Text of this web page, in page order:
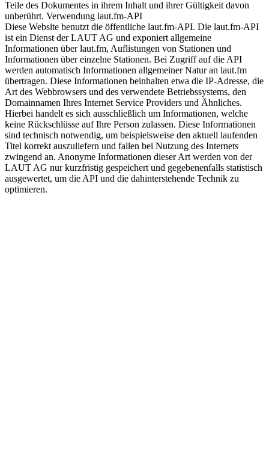
Teile des Dokumentes in ihrem Inhalt und ihrer Gültigkeit davon
unberührt. Verwendung laut.fm-API
Diese Website benutzt die öffentliche laut.fm-API. Die laut.fm-API
ist ein Dienst der LAUT AG und exponiert allgemeine
Informationen über laut.fm, Auflistungen von Stationen und
Informationen über einzelne Stationen. Bei Zugriff auf die API
werden automatisch Informationen allgemeiner Natur an laut.fm
übertragen. Diese Informationen beinhalten etwa die IP-Adresse, die
Art des Webbrowsers und des verwendete Betriebssystems, den
Domainnamen Ihres Internet Service Providers und Ähnliches.
Hierbei handelt es sich ausschließlich um Informationen, welche
keine Rückschlüsse auf Ihre Person zulassen. Diese Informationen
sind technisch notwendig, um beispielsweise den aktuell laufenden
Titel korrekt auszuliefern und fallen bei Nutzung des Internets
zwingend an. Anonyme Informationen dieser Art werden von der
LAUT AG nur kurzfristig gespeichert und gegebenenfalls statistisch
ausgewertet, um die API und die dahinterstehende Technik zu
optimieren.